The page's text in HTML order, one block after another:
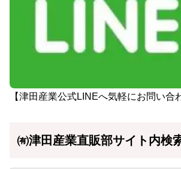
【津田産業公式LINEへ気軽にお問い合
㈲津田産業直販部サイト内検